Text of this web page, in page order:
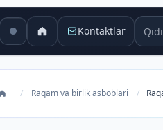
Kontaktlar
/ Raqam va birlik asboblari /